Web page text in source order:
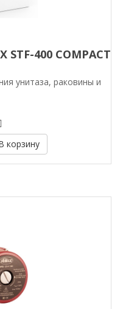
400 COMPACT
унитаза, раковины и
корзину